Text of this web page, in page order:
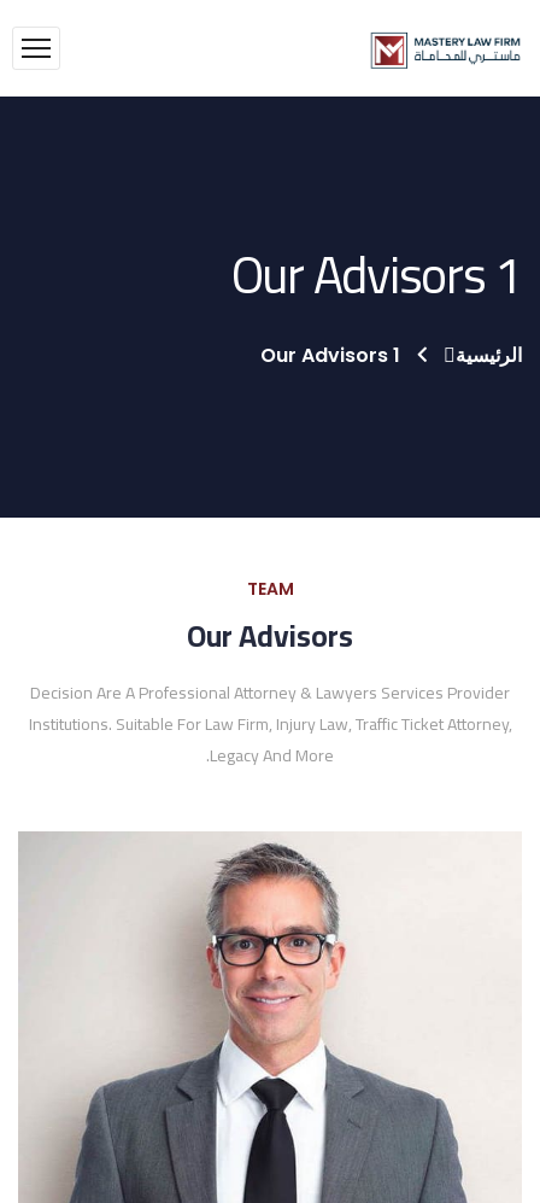
Our Advisors 1
الرئيسية Our Advisors 1
TEAM
Our Advisors
Decision Are A Professional Attorney & Lawyers Services Provider
Institutions. Suitable For Law Firm, Injury Law, Traffic Ticket Attorney,
Legacy And More.